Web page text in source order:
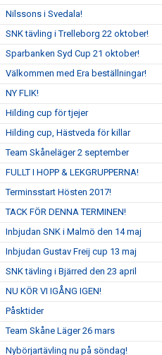
Nilssons i Svedala!
SNK tävling i Trelleborg 22 oktober!
Sparbanken Syd Cup 21 oktober!
Välkommen med Era beställningar!
NY FLIK!
Hilding cup för tjejer
Hilding cup, Hästveda för killar
Team Skåneläger 2 september
FULLT I HOPP & LEKGRUPPERNA!
Terminsstart Hösten 2017!
TACK FÖR DENNA TERMINEN!
Inbjudan SNK i Malmö den 14 maj
Inbjudan Gustav Freij cup 13 maj
SNK tävling i Bjärred den 23 april
NU KÖR VI IGÅNG IGEN!
Påsktider
Team Skåne Läger 26 mars
Nybörjartävling nu på söndag!